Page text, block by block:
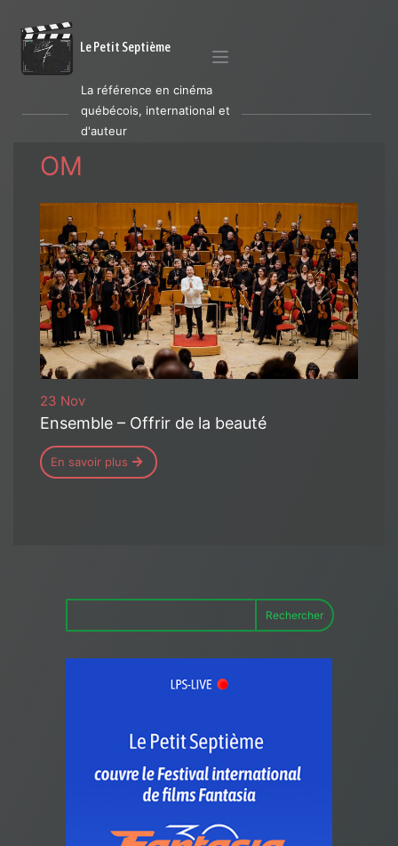
Le Petit Septième
La référence en cinéma
québécois, international et
d'auteur
OM
23 Nov
Ensemble – Offrir de la beauté
En savoir plus
Rechercher